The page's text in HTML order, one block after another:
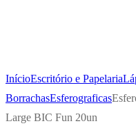
InícioEscritório e Papelaria
BorrachasEsferograficas
Large BIC Fun 20un